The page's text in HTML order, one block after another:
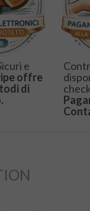
e
offre
di